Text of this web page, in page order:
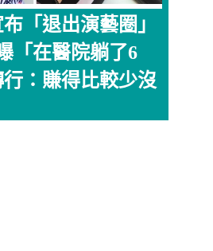
「退出演藝圈」
「在醫院躺了6
：賺得比較少沒